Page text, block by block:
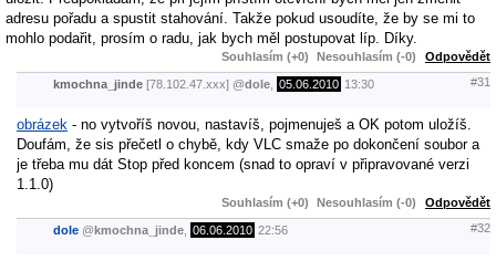
adresu pořadu a spustit stahování. Takže pokud usoudíte, že by se mi to
mohlo podařit, prosím o radu, jak bych měl postupovat líp. Díky.
Souhlasím (+0) Nesouhlasím (-0) Odpovědět
kmochna_jinde [78.102.47.xxx] @dole 05.06.2010 13:30 #31
obrázek - no vytvoříš novou, nastavíš, pojmenuješ a OK potom uložíš.
Doufám, že sis přečetl o chybě, kdy VLC smaže po dokončení soubor a
je třeba mu dát Stop před koncem (snad to opraví v připravované verzi
1.1.0)
Souhlasím (+0) Nesouhlasím (-0) Odpovědět
dole @kmochna_jinde 06.06.2010 22:56 #32